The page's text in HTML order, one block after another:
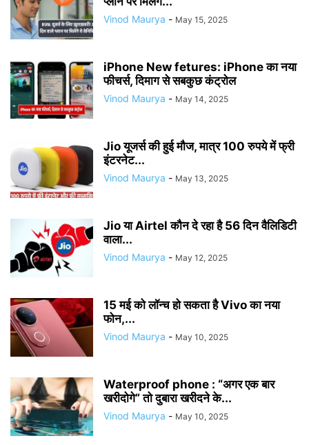
Vinod Maurya - May 15, 2025
iPhone New fetures: iPhone का नया
फीचर्स, दिमाग से सबकुछ कंट्रोल
Vinod Maurya - May 14, 2025
Jio यूजर्स की हुई मौज, मात्र 100 रुपये में फ्री
इंटरनेट...
Vinod Maurya - May 13, 2025
Jio या Airtel कौन दे रहा है 56 दिन वैलिडिटी
वाला...
Vinod Maurya - May 12, 2025
15 मई को लॉन्च हो सकता है Vivo का नया
फोन,...
Vinod Maurya - May 10, 2025
Waterproof phone : “अगर एक बार
खरीदोगे” तो दुबारा खरीदने के...
Vinod Maurya - May 10, 2025